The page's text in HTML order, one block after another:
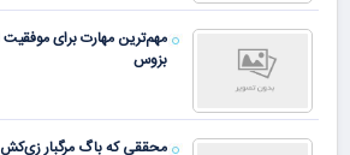
مهم‌ترین مهارت برای
بزوس
محققی که باگ مرگبار زی‌کش